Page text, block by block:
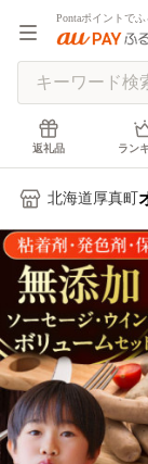
Pontaポイントで
返礼品 ラン
北海道厚真町